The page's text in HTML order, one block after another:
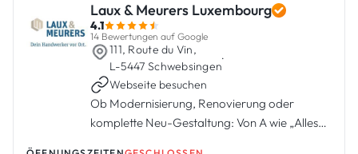
Laux & Meurers Luxembourg
4.1
14 Bewertungen auf Google
111, Route du Vin,
L-5447 Schwebsingen
·
Webseite besuchen
Ob Modernisierung, Renovierung oder
komplette Neu-Gestaltung: Von A wie „Alles